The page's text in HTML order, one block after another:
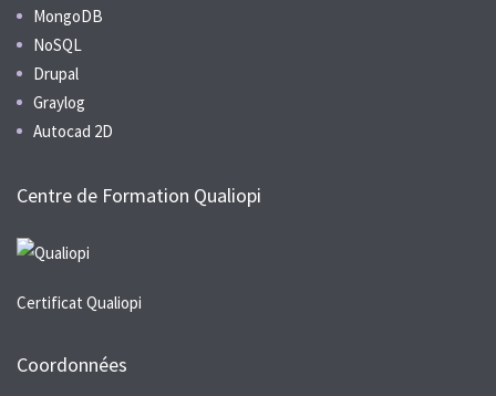
MongoDB
NoSQL
Drupal
Graylog
Autocad 2D
Centre de Formation Qualiopi
Certificat Qualiopi
Coordonnées